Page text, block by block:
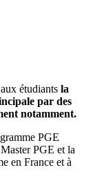
étudiants la
par des
notamment.
PGE
PGE et la
en France et à